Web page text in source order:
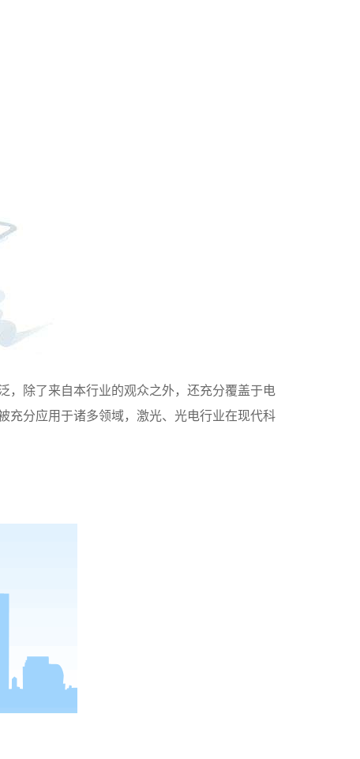
，除了来自本行业的观众之外，还充分覆盖于电
充分应用于诸多领域，激光、光电行业在现代科